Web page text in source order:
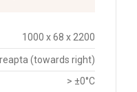
1000 x 68 x 2200
(towards right)
> ±0°C